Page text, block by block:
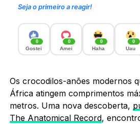
Seja o primeiro a reagir!
0
Gostei
0
Amei
0
Haha
0
Uau
Os crocodilos-anões modernos
África atingem comprimentos
metros. Uma nova descoberta,
The Anatomical Record,